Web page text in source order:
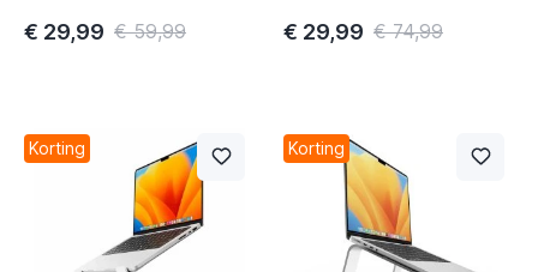
€ 29,99 € 59,99 € 29,99 € 74,99
Korting Korting